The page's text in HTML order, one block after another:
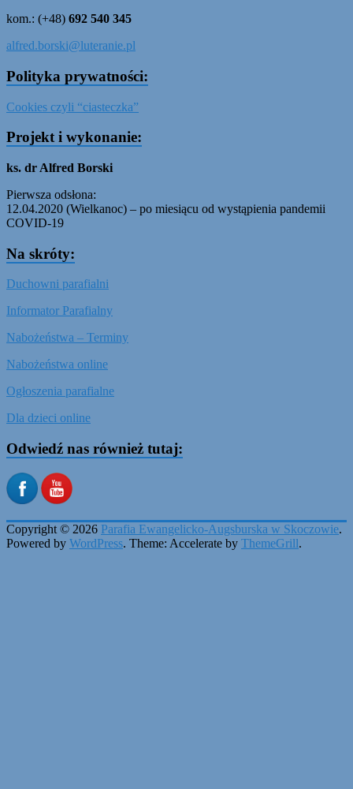
kom.: (+48) 692 540 345
alfred.borski@luteranie.pl
Polityka prywatności:
Cookies czyli “ciasteczka”
Projekt i wykonanie:
ks. dr Alfred Borski
Pierwsza odsłona:
12.04.2020 (Wielkanoc) – po miesiącu od wystąpienia pandemii
COVID-19
Na skróty:
Duchowni parafialni
Informator Parafialny
Nabożeństwa – Terminy
Nabożeństwa online
Ogłoszenia parafialne
Dla dzieci online
Odwiedź nas również tutaj:
Copyright © 2026 Parafia Ewangelicko-Augsburska w Skoczowie.
Powered by WordPress. Theme: Accelerate by ThemeGrill.